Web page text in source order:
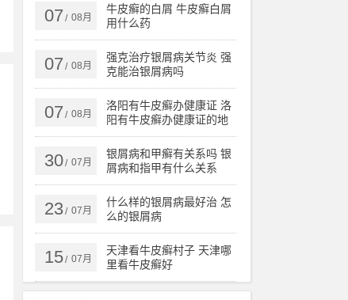
07 / 08月
牛皮癣的白屑 牛皮癣白屑
用什么药
07 / 08月
强克治疗银屑病关节炎 强
克能治银屑病吗
07 / 08月
洛阳有牛皮癣办健康证 洛
阳有牛皮癣办健康证的地
方吗
30/ 07月
银屑病和甲癣有关系吗 银
屑病和指甲有什么关系
23/ 07月
什么样的银屑病最好治 怎
么的银屑病
15/ 07月
天津看牛皮癣村子 天津哪
里看牛皮癣好